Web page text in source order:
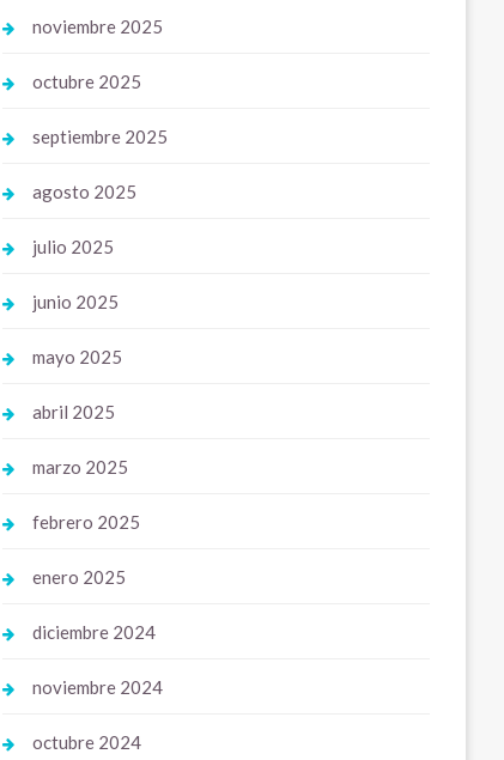
noviembre 2025
octubre 2025
septiembre 2025
agosto 2025
julio 2025
junio 2025
mayo 2025
abril 2025
marzo 2025
febrero 2025
enero 2025
diciembre 2024
noviembre 2024
octubre 2024